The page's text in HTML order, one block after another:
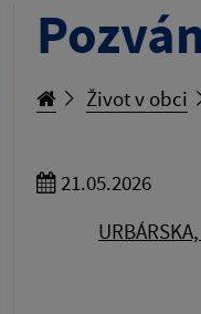
Život v obci
21.05.2026